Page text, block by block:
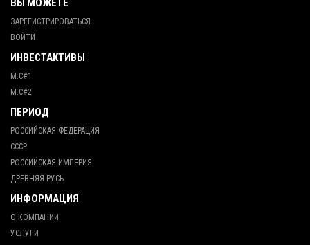
ВЫ МОЖЕТЕ
ЗАРЕГИСТРИРОВАТЬСЯ
ВОЙТИ
ИНВЕСТАКТИВЫ
М.С#1
М.С#2
ПЕРИОД
РОССИЙСКАЯ ФЕДЕРАЦИЯ
СССР
РОССИЙСКАЯ ИМПЕРИЯ
ДРЕВНЯЯ РУСЬ
ИНФОРМАЦИЯ
О КОМПАНИИ
УСЛУГИ